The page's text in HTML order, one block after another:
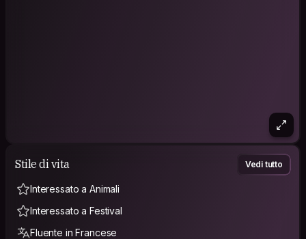
Stile di vita Vedi tutto
Interessato a Animali
Interessato a Festival
Fluente in Francese